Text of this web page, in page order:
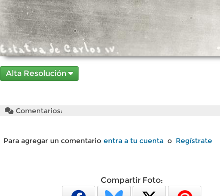
Alta Resolución
Comentarios:
Para agregar un comentario entra a tu cuenta o Regístrate
Compartir Foto: